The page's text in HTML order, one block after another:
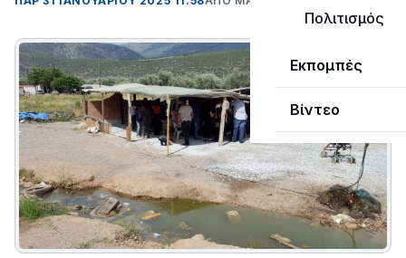
Πολιτισμός
Εκπομπές
Βίντεο